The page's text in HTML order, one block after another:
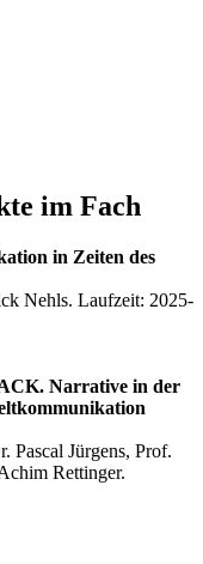
im Fach
in Zeiten des
Nehls. Laufzeit: 2025-
Narrative in der
Jürgens, Prof.
Rettinger.